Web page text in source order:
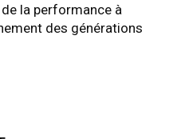
la performance à
des générations